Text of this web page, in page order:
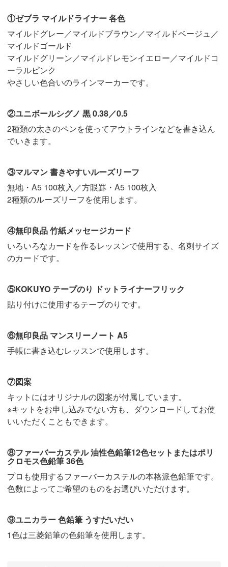
①ゼブラ マイルドライナー 各色
マイルドグレー／マイルドブラウン／マイルドベージュ／
マイルドゴールド
マイルドグリーン／マイルドレモンイエロー／マイルドコ
ーラルピンク
やさしい色合いのラインマーカーです。
②ユニボールシグノ 黒 0.38／0.5
2種類の太さのペンを使ってアウトラインなどを書き込ん
でいきます。
③マルマン 書きやすいルーズリーフ
無地・A5 100枚入／方眼罫・A5 100枚入
2種類のルーズリーフを使用します。
④無印良品 竹紙メッセージカード
いろいろなカードを作るレッスンで使用する、名刺サイズ
のカードです。
⑤KOKUYO テープのり ドットライナーフリック
貼り付けに使用するテープのりです。
⑥無印良品 マンスリーノート A5
手帳に書き込むレッスンで使用します。
⑦図案
キットにはオリジナルの図案が付属しています。
※キットをお申し込みでない方も、ダウンロードしてお使
いいただくこともできます。
⑧ファーバーカステル 油性色鉛筆12色セットまたはポリ
クロモス色鉛筆 36色
プロも使用するファーバーカステルの本格派色鉛筆です。
色数によってご希望のものをお選びいただけます。
⑨ユニカラー 色鉛筆 うすだいだい
1色は三菱鉛筆の色鉛筆を使用します。